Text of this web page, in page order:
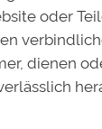
Rekordhoch
und der
Praxis ist
oder
dienen